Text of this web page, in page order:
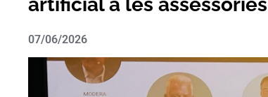
900 61 00
61
artificial a les
07/06/2026